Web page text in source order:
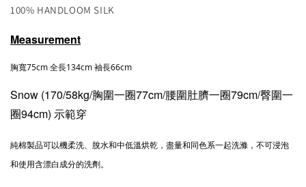
100% HANDLOOM SILK
Measurement
胸寬75cm 全長134cm 袖長66cm
Snow (170/58kg/胸圍一圈77cm/腰圍肚臍一圈79cm/臀圍一
圈94cm) 示範穿
純棉製品可以機柔洗、脫水和中低溫烘乾，盡量和同色系一起洗滌，不可浸泡
和使用含漂白成分的洗劑。